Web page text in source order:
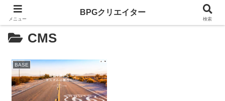
CMS
BASE
メニュー
BPGクリエイター
検索